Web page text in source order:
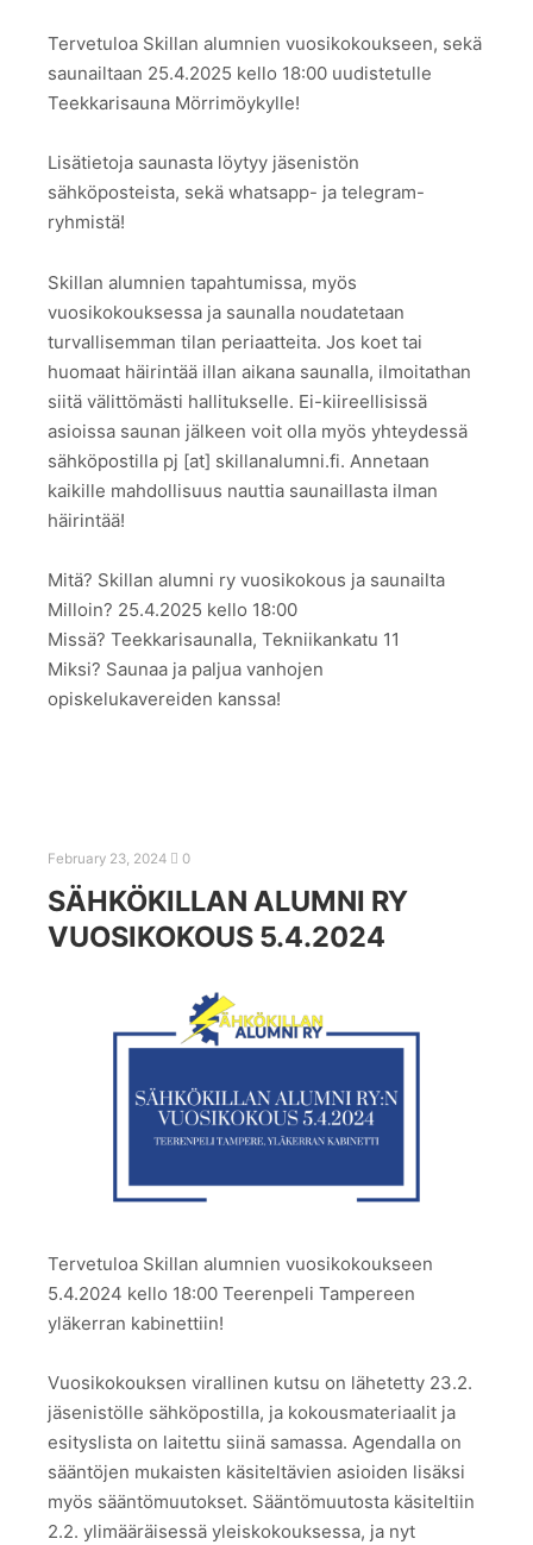
Tervetuloa Skillan alumnien vuosikokoukseen, sekä
saunailtaan 25.4.2025 kello 18:00 uudistetulle
Teekkarisauna Mörrimöykylle!
Lisätietoja saunasta löytyy jäsenistön
sähköposteista, sekä whatsapp- ja telegram-
ryhmistä!
Skillan alumnien tapahtumissa, myös
vuosikokouksessa ja saunalla noudatetaan
turvallisemman tilan periaatteita. Jos koet tai
huomaat häirintää illan aikana saunalla, ilmoitathan
siitä välittömästi hallitukselle. Ei-kiireellisissä
asioissa saunan jälkeen voit olla myös yhteydessä
sähköpostilla pj [at] skillanalumni.fi. Annetaan
kaikille mahdollisuus nauttia saunaillasta ilman
häirintää!
Mitä? Skillan alumni ry vuosikokous ja saunailta
Milloin? 25.4.2025 kello 18:00
Missä? Teekkarisaunalla, Tekniikankatu 11
Miksi? Saunaa ja paljua vanhojen
opiskelukavereiden kanssa!
February 23, 2024 0
SÄHKÖKILLAN ALUMNI RY
VUOSIKOKOUS 5.4.2024
Tervetuloa Skillan alumnien vuosikokoukseen
5.4.2024 kello 18:00 Teerenpeli Tampereen
yläkerran kabinettiin!
Vuosikokouksen virallinen kutsu on lähetetty 23.2.
jäsenistölle sähköpostilla, ja kokousmateriaalit ja
esityslista on laitettu siinä samassa. Agendalla on
sääntöjen mukaisten käsiteltävien asioiden lisäksi
myös sääntömuutokset. Sääntömuutosta käsiteltiin
2.2. ylimääräisessä yleiskokouksessa, ja nyt